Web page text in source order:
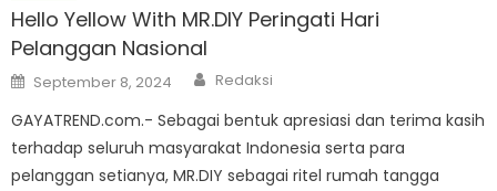
Hello Yellow With MR.DIY Peringati Hari
Pelanggan Nasional
Posted
on
September 8, 2024 Author
Redaksi
GAYATREND.com.- Sebagai bentuk apresiasi dan terima kasih
terhadap seluruh masyarakat Indonesia serta para
pelanggan setianya, MR.DIY sebagai ritel rumah tangga